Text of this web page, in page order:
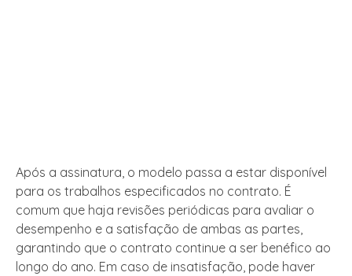
Após a assinatura, o modelo passa a estar disponível
para os trabalhos especificados no contrato. É
comum que haja revisões periódicas para avaliar o
desempenho e a satisfação de ambas as partes,
garantindo que o contrato continue a ser benéfico ao
longo do ano. Em caso de insatisfação, pode haver